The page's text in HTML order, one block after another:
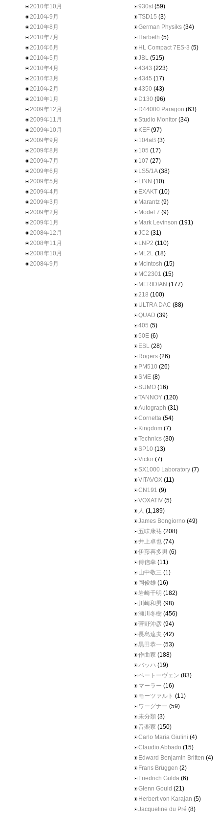
2010年10月
2010年9月
2010年8月
2010年7月
2010年6月
2010年5月
2010年4月
2010年3月
2010年2月
2010年1月
2009年12月
2009年11月
2009年10月
2009年9月
2009年8月
2009年7月
2009年6月
2009年5月
2009年4月
2009年3月
2009年2月
2009年1月
2008年12月
2008年11月
2008年10月
2008年9月
930st (59)
TSD15 (3)
German Physiks (34)
Harbeth (5)
HL Compact 7ES-3 (5)
JBL (515)
4343 (223)
4345 (17)
4350 (43)
D130 (96)
D44000 Paragon (63)
Studio Monitor (34)
KEF (97)
104aB (3)
105 (17)
107 (27)
LS5/1A(38)
LINN (10)
EXAKT (10)
Marantz (9)
Model 7 (9)
Mark Levinson (191)
JC2 (31)
LNP2 (110)
ML2L (18)
McIntosh (15)
MC2301 (15)
MERIDIAN (177)
218 (100)
ULTRA DAC (88)
QUAD (39)
405 (5)
50E (6)
ESL (28)
Rogers (26)
PM510 (26)
SME (8)
SUMO (16)
TANNOY (120)
Autograph (31)
Cornetta (54)
Kingdom (7)
Technics (30)
SP10 (13)
Victor (7)
SX1000 Laboratory (7)
VITAVOX (11)
CN191 (9)
VOXATIV (5)
人 (1,189)
James Bongiorno (49)
五味康祐 (208)
井上卓也 (74)
伊藤喜多男 (6)
傅信幸 (11)
山中敬三 (1)
岡俊雄 (16)
岩崎千明 (182)
川崎和男 (98)
瀬川冬樹 (456)
菅野沖彦 (94)
長島達夫 (42)
黒田恭一 (53)
作曲家 (188)
バッハ (19)
ベートーヴェン (83)
マーラー (16)
モーツァルト (11)
ワーグナー (59)
未分類 (3)
音楽家 (150)
Carlo Maria Giulini (4)
Claudio Abbado (15)
Edward Benjamin Britten (4)
Frans Brüggen (2)
Friedrich Gulda (6)
Glenn Gould (21)
Herbert von Karajan (5)
Jacqueline du Pré (8)